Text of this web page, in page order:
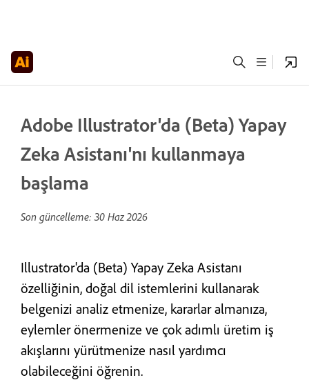
Adobe Illustrator'da (Beta) Yapay
Zeka Asistanı'nı kullanmaya
başlama
Son güncelleme: 30 Haz 2026
Illustrator'da (Beta) Yapay Zeka Asistanı
özelliğinin, doğal dil istemlerini kullanarak
belgenizi analiz etmenize, kararlar almanıza,
eylemler önermenize ve çok adımlı üretim iş
akışlarını yürütmenize nasıl yardımcı
olabileceğini öğrenin.